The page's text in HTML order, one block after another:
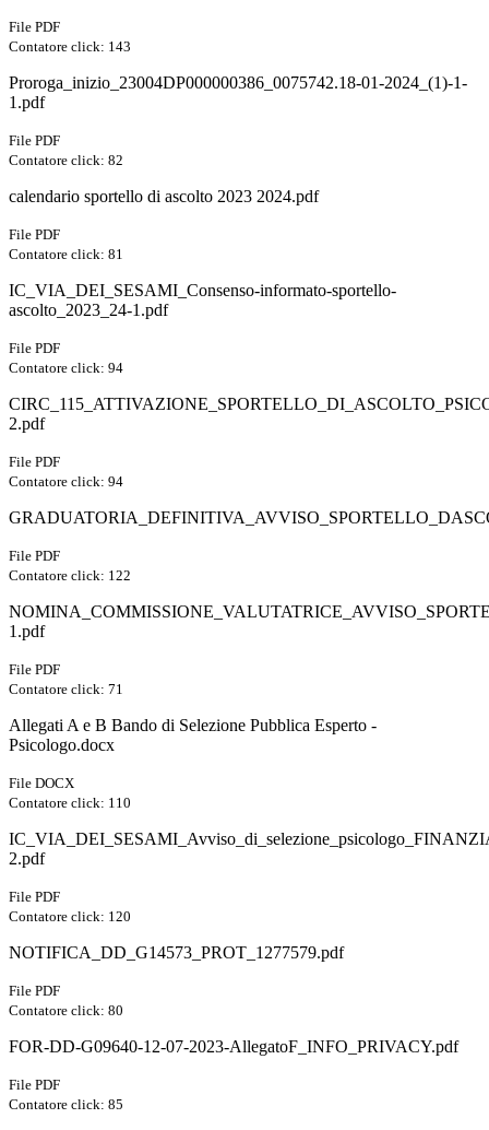
File PDF
Contatore click: 143
Proroga_inizio_23004DP000000386_0075742.18-01-2024_(1)-1-
1.pdf
File PDF
Contatore click: 82
calendario sportello di ascolto 2023 2024.pdf
File PDF
Contatore click: 81
IC_VIA_DEI_SESAMI_Consenso-informato-sportello-
ascolto_2023_24-1.pdf
File PDF
Contatore click: 94
2.pdf
File PDF
Contatore click: 94
File PDF
Contatore click: 122
1.pdf
File PDF
Contatore click: 71
Allegati A e B Bando di Selezione Pubblica Esperto -
Psicologo.docx
File DOCX
Contatore click: 110
2.pdf
File PDF
Contatore click: 120
NOTIFICA_DD_G14573_PROT_1277579.pdf
File PDF
Contatore click: 80
FOR-DD-G09640-12-07-2023-AllegatoF_INFO_PRIVACY.pdf
File PDF
Contatore click: 85